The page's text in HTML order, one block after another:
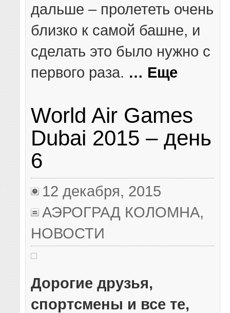
дальше – пролететь очень
близко к самой башне, и
сделать это было нужно с
первого раза. … Еще
World Air Games
Dubai 2015 – день
6
12 декабря, 2015
АЭРОГРАД КОЛОМНА,
НОВОСТИ
Дорогие друзья,
спортсмены и все те,